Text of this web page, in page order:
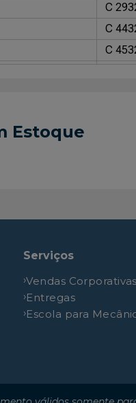
C
C
C
26-
Estoque
Serviços
Vendas Corporativas
Entregas
Escola para